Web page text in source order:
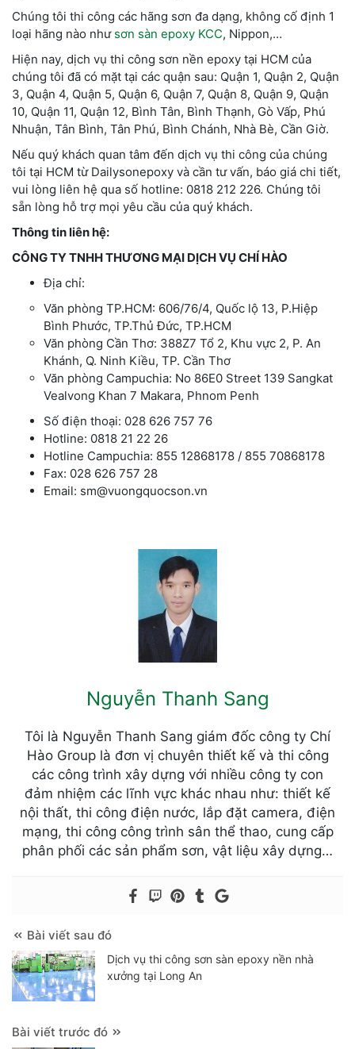
Chúng tôi thi công các hãng sơn đa dạng, không cố định 1
loại hãng nào như sơn sàn epoxy KCC, Nippon,…
Hiện nay, dịch vụ thi công sơn nền epoxy tại HCM của
chúng tôi đã có mặt tại các quận sau: Quận 1, Quận 2, Quận
3, Quận 4, Quận 5, Quận 6, Quận 7, Quận 8, Quận 9, Quận
10, Quận 11, Quận 12, Bình Tân, Bình Thạnh, Gò Vấp, Phú
Nhuận, Tân Bình, Tân Phú, Bình Chánh, Nhà Bè, Cần Giờ.
Nếu quý khách quan tâm đến dịch vụ thi công của chúng
tôi tại HCM từ Dailysonepoxy và cần tư vấn, báo giá chi tiết,
vui lòng liên hệ qua số hotline: 0818 212 226. Chúng tôi
sẵn lòng hỗ trợ mọi yêu cầu của quý khách.
Thông tin liên hệ:
CÔNG TY TNHH THƯƠNG MẠI DỊCH VỤ CHÍ HÀO
Địa chỉ:
Văn phòng TP.HCM: 606/76/4, Quốc lộ 13, P.Hiệp
Bình Phước, TP.Thủ Đức, TP.HCM
Văn phòng Cần Thơ: 388Z7 Tổ 2, Khu vực 2, P. An
Khánh, Q. Ninh Kiều, TP. Cần Thơ
Văn phòng Campuchia: No 86E0 Street 139 Sangkat
Vealvong Khan 7 Makara, Phnom Penh
Số điện thoại: 028 626 757 76
Hotline: 0818 21 22 26
Hotline Campuchia: 855 12868178 / 855 70868178
Fax: 028 626 757 28
Email: sm@vuongquocson.vn
Nguyễn Thanh Sang
Tôi là Nguyễn Thanh Sang giám đốc công ty Chí
Hào Group là đơn vị chuyên thiết kế và thi công
các công trình xây dựng với nhiều công ty con
đảm nhiệm các lĩnh vực khác nhau như: thiết kế
nội thất, thi công điện nước, lắp đặt camera, điện
mạng, thi công công trình sân thể thao, cung cấp
phân phối các sản phẩm sơn, vật liệu xây dựng…
Bài viết sau đó
Dịch vụ thi công sơn sàn epoxy nền nhà
xưởng tại Long An
Bài viết trước đó